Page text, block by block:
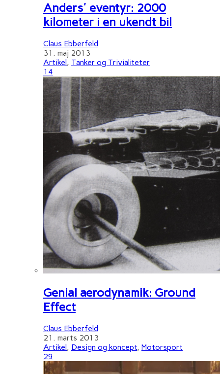
Anders' eventyr: 2000
kilometer i en ukendt bil
Claus Ebberfeld
31. maj 2013
Artikel , Tanker og Trivialiteter
14
Genial aerodynamik: Ground
Effect
Claus Ebberfeld
21. marts 2013
Artikel, Design og koncept, Motorsport
29